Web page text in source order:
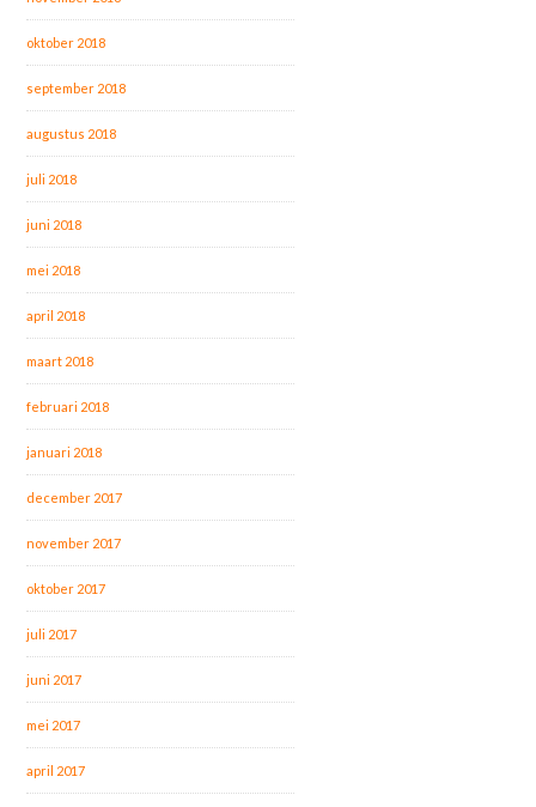
oktober 2018
september 2018
augustus 2018
juli 2018
juni 2018
mei 2018
april 2018
maart 2018
februari 2018
januari 2018
december 2017
november 2017
oktober 2017
juli 2017
juni 2017
mei 2017
april 2017